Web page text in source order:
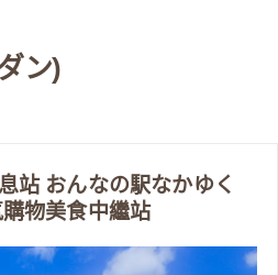
ン)
站 おんなの駅なかゆく
物美食中繼站